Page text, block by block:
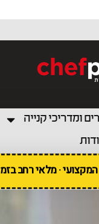
ומדריכי קנייה
· מלאי רחב